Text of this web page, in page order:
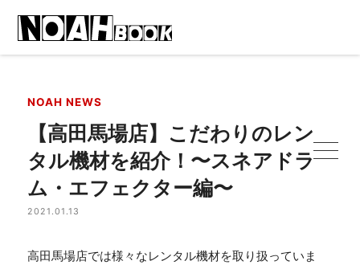
NOAH NEWS
【高田馬場店】こだわりのレン
タル機材を紹介！〜スネアドラ
ム・エフェクター編〜
2021.01.13
高田馬場店では様々なレンタル機材を取り扱っていま